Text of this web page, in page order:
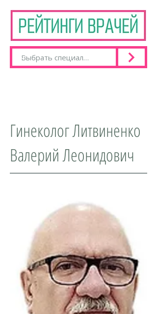
Гинеколог Литвиненко
Валерий Леонидович